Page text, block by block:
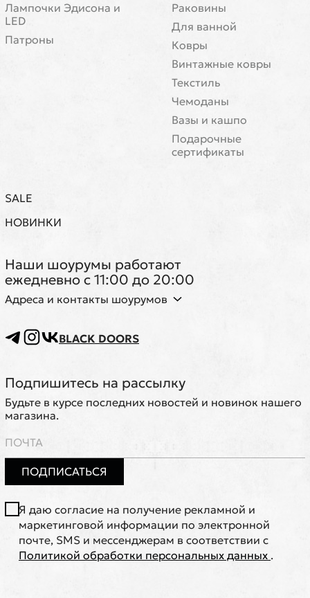
Лампочки Эдисона и
LED
Патроны
Раковины
Для ванной
Ковры
Винтажные ковры
Текстиль
Чемоданы
Вазы и кашпо
Подарочные
сертификаты
SALE
НОВИНКИ
Наши шоурумы работают
ежедневно с 11:00 до 20:00
Адреса и контакты шоурумов
BLACK DOORS
Подпишитесь на рассылку
Будьте в курсе последних новостей и новинок нашего
магазина.
ПОДПИСАТЬСЯ
Я даю согласие на получение рекламной и
маркетинговой информации по электронной
почте, SMS и мессенджерам в соответствии с
Политикой обработки персональных данных .